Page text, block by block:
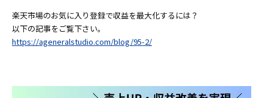
楽天市場のお気に入り登録で収益を最大化するには？
以下の記事をご覧下さい。
https://ageneralstudio.com/blog/95-2/